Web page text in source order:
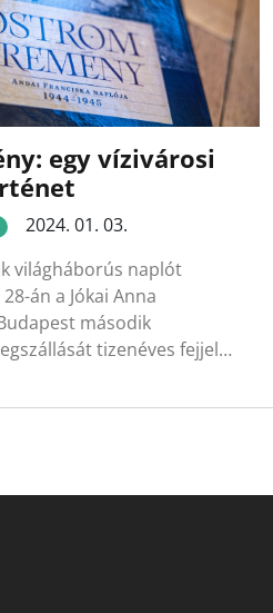
egy vízivárosi
2024. 01. 03.
világháborús naplót
án a Jókai Anna
második
tizenéves fejjel…